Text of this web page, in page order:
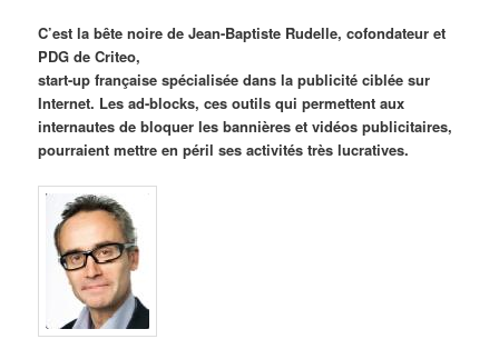
C’est la bête noire de Jean-Baptiste Rudelle, cofondateur et
PDG de Criteo,
start-up française spécialisée dans la publicité ciblée sur
Internet. Les ad-blocks, ces outils qui permettent aux
internautes de bloquer les bannières et vidéos publicitaires,
pourraient mettre en péril ses activités très lucratives.